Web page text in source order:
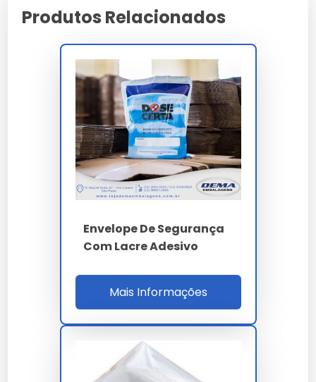
13230, LGPD art. 46, ABNT NBR ISO 17799, Banco
Central res. 4.658 e ajuste SINIEF 09/2007
malote fiscal. A estrutura coextrusada entrega
WVTR 7 g/m² dia, impacto dardo 200 g, tração
30 N/mm² ASTM D882 e estanqueidade 250 mm
coluna d água ISO 811. A homologação cobre
Correios cat 3, Banco Central, Febraban e
operadores logísticos Jamef, Braspress e Total
Express para contratos corporativos de alta
criticidade documental.
Para qualificação B2B o comprador valida laudo
F2091, homologação EDC, MTBF applicator 800h,
setup 25 min, ROI 18% e SLA OTIF 98%. A auditoria
t/mês, estoque 30 dias, LGPD e RoHS 3 REACH. O
ROI considera redução 90% sinistros
documentais, 45% custo seguro transporte e
34% tempo processamento auditoria em
operações multi-etapa com necessidade de
reabertura intermediária.
Produtos Relacionados
Envelope De Segurança
Com Lacre Adesivo
Mais Informações